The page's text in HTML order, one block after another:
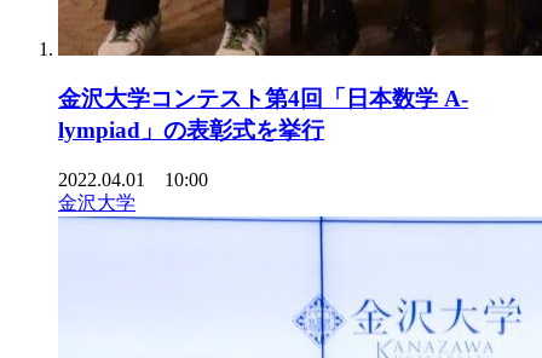
金沢大学コンテスト第4回「日本数学 A-
lympiad」の表彰式を挙行
2022.04.01 10:00
金沢大学